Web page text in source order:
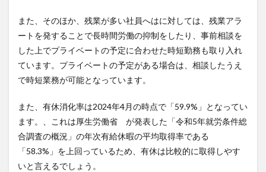
また、そのほか、残業が多い社員へはに対しては、残業アラ
ートを発することで長時間労働の抑制をしたり、事前相談を
した上でプライベートの予定に合わせた時短勤務も取り入れ
ています。プライベートの予定がある場合は、相談したうえ
で時短業務が可能となっています。
また、有休消化率は2024年4月の時点で「59.9%」となってい
ます。、これは厚生労働省 が発表した「令和5年就労条件総
合調査の概況」の年次有給休暇の平均取得率である
「58.3%」を上回っているため、有休は比較的に取得しやす
いと言えるでしょう。